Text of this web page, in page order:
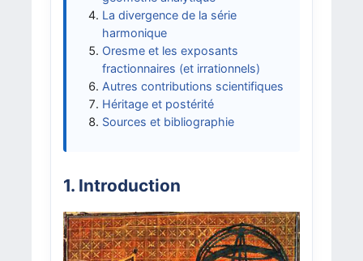
La divergence de la série
harmonique
Oresme et les exposants
fractionnaires (et irrationnels)
Autres contributions scientifiques
Héritage et postérité
Sources et bibliographie
1. Introduction